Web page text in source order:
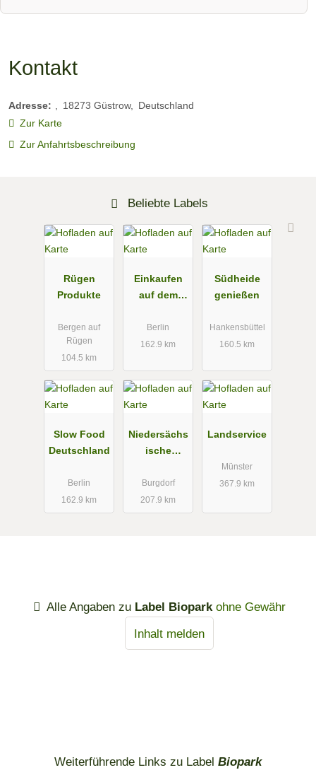
Kontakt
Adresse: 18273 Güstrow
Deutschland
Zur Karte
Zur Anfahrtsbeschreibung
Beliebte Labels
Rügen
Produkte
Bergen auf
Rügen
104.5 km
Einkaufen
auf dem
Berlin
162.9 km
Südheide
genießen
Hankensbüttel
160.5 km
Slow Food
Deutschland
Berlin
162.9 km
Niedersächs
ische
e e.V
Burgdorf
207.9 km
Landservice
Münster
367.9 km
Alle Angaben zu Label Biopark ohne Gewähr
Inhalt melden
Weiterführende Links zu Label Biopark